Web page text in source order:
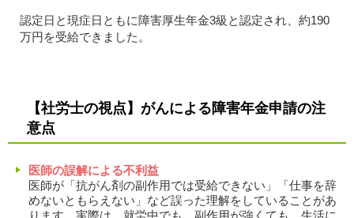
認定日と現症日ともに障害厚生年金3級と認定され、約190
万円を受給できました。
【社労士の視点】がんによる障害年金申請の注
意点
医師の誤解による不利益
医師が「抗がん剤の副作用では受給できない」「仕事を辞
めないともらえない」など誤った理解をしていることがあ